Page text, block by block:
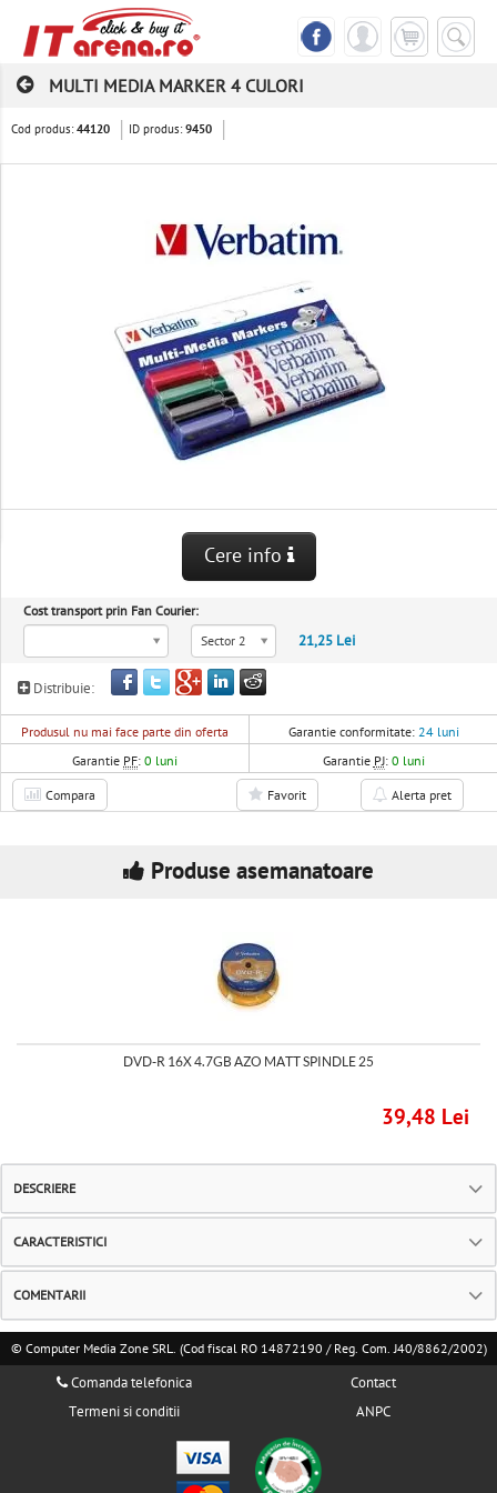
MULTI MEDIA MARKER 4 CULORI
Cod produs:44120 ID produs:9450
Cere info
Cost transport prin Fan Courier:
Sector 2
21,25 Lei
Distribuie:
Produsul nu mai face parte din oferta Garantie conformitate: 24 luni
Garantie PF:0 luni Garantie PJ: 0 luni
Compara Favorit Alerta pret
Produse asemanatoare
DVD-R 16X 4.7GB AZO MATT SPINDLE 25
39,48 Lei
DESCRIERE
CARACTERISTICI
COMENTARII
© Computer Media Zone SRL. (Cod fiscal RO 14872190 / Reg. Com. J40/8862/2002)
Comanda telefonica
Termeni si conditii
Contact
ANPC